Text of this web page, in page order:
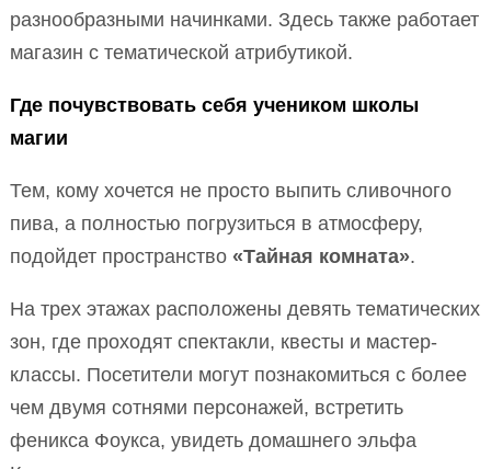
разнообразными начинками. Здесь также работает
магазин с тематической атрибутикой.
Где почувствовать себя учеником школы
магии
Тем, кому хочется не просто выпить сливочного
пива, а полностью погрузиться в атмосферу,
подойдет пространство «Тайная комната».
На трех этажах расположены девять тематических
зон, где проходят спектакли, квесты и мастер-
классы. Посетители могут познакомиться с более
чем двумя сотнями персонажей, встретить
феникса Фоукса, увидеть домашнего эльфа